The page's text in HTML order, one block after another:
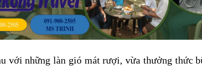
với những làn gió mát rượi, vừa thưởng thức